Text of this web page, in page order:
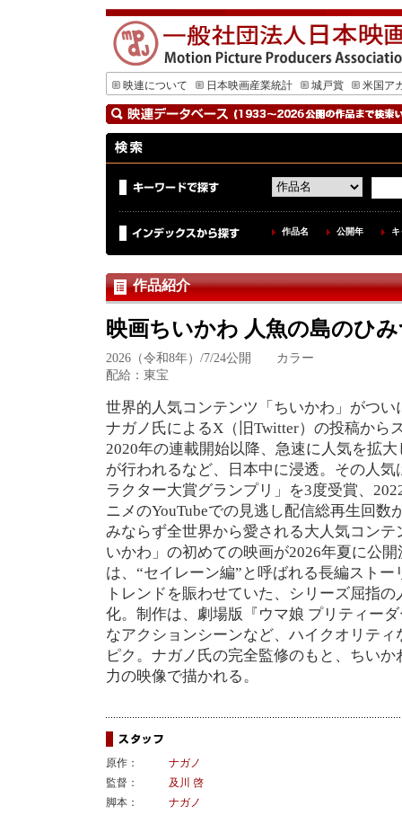
映連について 日本映画産業統計 城戸賞 米国ア
作品名 公開年
作品紹介
映画ちいかわ 人魚の島のひ
2026（令和8年）/7/24公開 カラー
配給：東宝
世界的人気コンテンツ「ちいかわ」がつ
ナガノ氏によるX（旧Twitter）の投稿から
2020年の連載開始以降、急速に人気を拡
が行われるなど、日本中に浸透。その人
ラクター大賞グランプリ」を3度受賞、
ニメのYouTubeでの見逃し配信総再生回数
みならず全世界から愛される大人気コン
いかわ」の初めての映画が2026年夏に公
は、“セイレーン編”と呼ばれる長編ストー
トレンドを賑わせていた、シリーズ屈指
化。制作は、劇場版『ウマ娘 プリティー
なアクションシーンなど、ハイクオリテ
ピク。ナガノ氏の完全監修のもと、ちい
力の映像で描かれる。
原作：
ナガノ
監督：
及川 啓
脚本：
ナガノ